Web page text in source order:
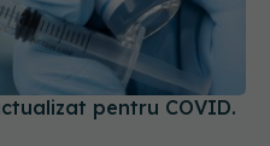
pentru COVID.